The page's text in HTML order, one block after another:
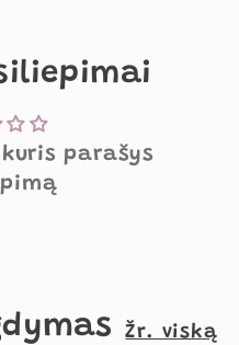
parašys
Žr. viską